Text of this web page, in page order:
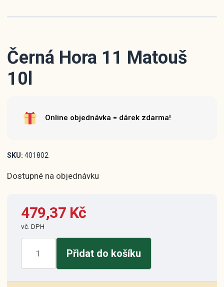
Černá Hora 11 Matouš
10l
Online objednávka = dárek zdarma!
SKU: 401802
Dostupné na objednávku
479,37 Kč
vč. DPH
Hora
11
Matouš
Přidat do košíku